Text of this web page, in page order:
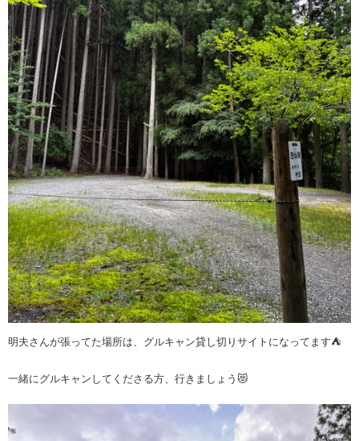
明夫さんが張ってた場所は、グルキャン貸し切りサイトになってます⛺️
一緒にグルキャンしてくださる方、行きましょう😻